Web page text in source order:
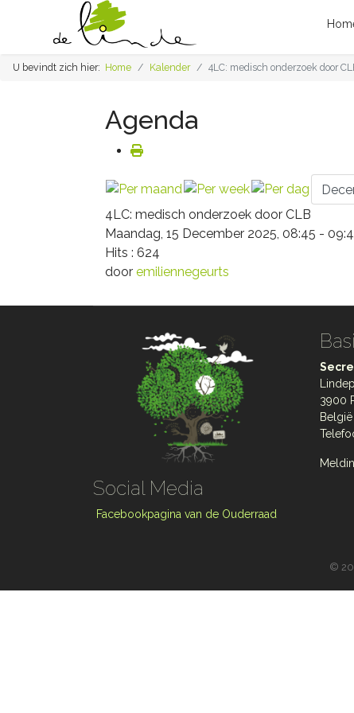
U bevindt zich hier: Home Kalender 4LC: medisch onderzoek door
Agenda
4LC: medisch onderzoek door CLB
Maandag, 15 December 2025, 08:45 -
Hits : 624
door emiliennegeurts
Social Media
Facebookpagina van de Ouderraad
3900
België
©